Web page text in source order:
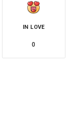
IN LOVE
0